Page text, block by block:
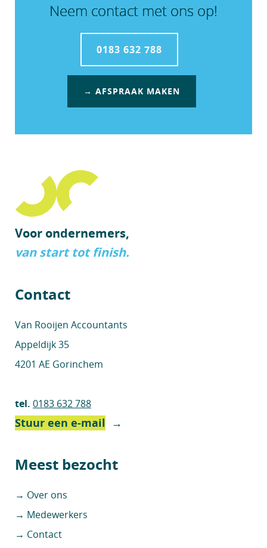
Neem contact met ons op!
0183 632 788
→ AFSPRAAK MAKEN
Voor ondernemers,
van start tot finish.
Contact
Van Rooijen Accountants
Appeldijk 35
4201 AE Gorinchem
tel. 0183 632 788
Stuur een e-mail →
Meest bezocht
→ Over ons
→ Medewerkers
→ Contact